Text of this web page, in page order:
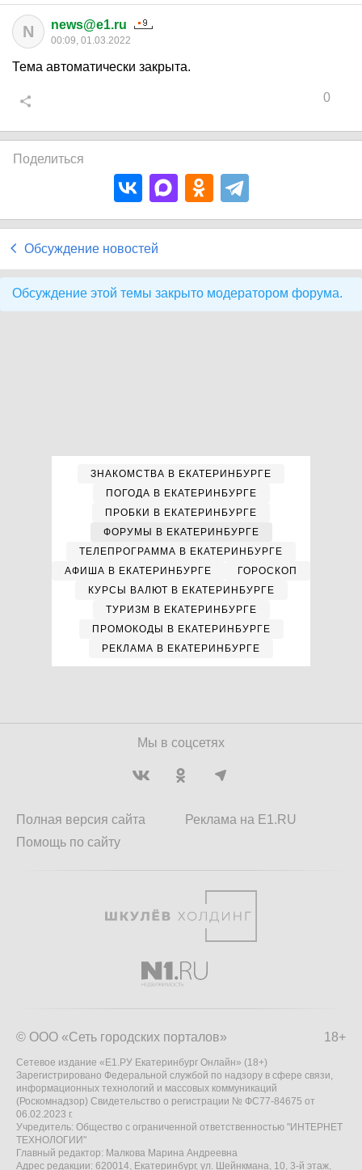
N news@e1.ru
00:09, 01.03.2022
Тема автоматически закрыта.
0
Поделиться
Обсуждение новостей
Обсуждение этой темы закрыто модератором форума.
ЗНАКОМСТВА В ЕКАТЕРИНБУРГЕ
ПОГОДА В ЕКАТЕРИНБУРГЕ
ПРОБКИ В ЕКАТЕРИНБУРГЕ
ФОРУМЫ В ЕКАТЕРИНБУРГЕ
ТЕЛЕПРОГРАММА В ЕКАТЕРИНБУРГЕ
АФИША В ЕКАТЕРИНБУРГЕ
ГОРОСКОП
КУРСЫ ВАЛЮТ В ЕКАТЕРИНБУРГЕ
ТУРИЗМ В ЕКАТЕРИНБУРГЕ
ПРОМОКОДЫ В ЕКАТЕРИНБУРГЕ
РЕКЛАМА В ЕКАТЕРИНБУРГЕ
Мы в соцсетях
Полная версия сайта
Помощь по сайту
Реклама на E1.RU
18+
© ООО «Сеть городских порталов»
Сетевое издание «Е1.РУ Екатеринбург Онлайн» (18+)
Зарегистрировано Федеральной службой по надзору в сфере связи,
информационных технологий и массовых коммуникаций
(Роскомнадзор) Свидетельство о регистрации № ФС77-84675 от
06.02.2023 г.
Учредитель: Общество с ограниченной ответственностью "ИНТЕРНЕТ
ТЕХНОЛОГИИ"
Главный редактор: Малкова Марина Андреевна
Адрес редакции: 620014, Екатеринбург, ул. Шейнкмана, 10, 3-й этаж,